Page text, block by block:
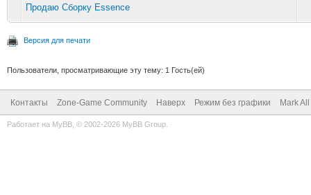
Продаю Сборку Essence
Версия для печати
Пользователи, просматривающие эту тему: 1 Гость(ей)
Контакты Zone-Game Community Наверх Режим без графики Mark
Работает на MyBB , © 2002-2026 MyBB Group